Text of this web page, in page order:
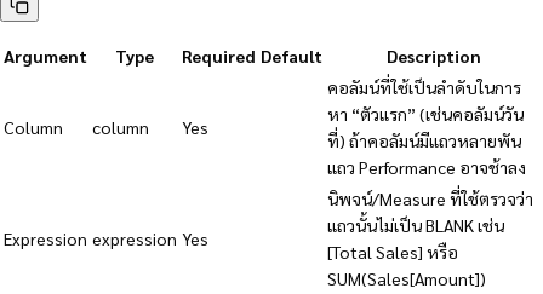
Argument Type Required Default Description
Column column Yes
คอลัมน์ที่ใช้เป็นลำดับในการ
หา “ตัวแรก” (เช่นคอลัมน์วัน
ที่) ถ้าคอลัมน์มีแถวหลายพัน
แถว Performance อาจช้าลง
Expression expression Yes
นิพจน์/Measure ที่ใช้ตรวจว่า
แถวนั้นไม่เป็น BLANK เช่น
[Total Sales] หรือ
SUM(Sales[Amount])